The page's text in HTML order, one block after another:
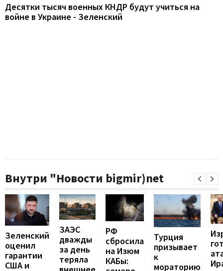
Десятки тысяч военных КНДР будут учиться на
войне в Украине - Зеленский
Внутри "Новости bigmir)net
Зеленский
оценил
гарантии
США и
ЗАЭС
дважды
за день
теряла
РФ
сбросила
на Изюм
КАБы:
Турция
призывает
к
мораторию